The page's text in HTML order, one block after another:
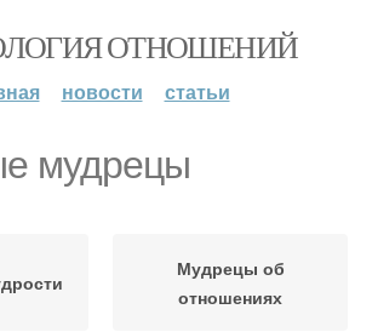
ОТНОШЕНИЙ
новости статьи
мудрецы
Мудрецы об
отношениях